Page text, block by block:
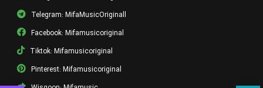
Telegram: MifaMusicOriginall
Facebook: Mifamusicoriginal
Tiktok: Mifamusicoriginal
Pinterest: Mifamusicoriginal